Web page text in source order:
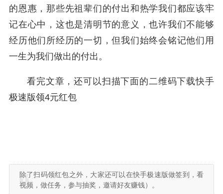
的恩惠，那些先祖辈们的付出和热学我们都应该牢
记在心中，这也是清明节的意义，也许我们不能够
经历他们所经历的一切，但我们始终会铭记他们用
一生为我们做出的付出。
看完文章，还可以扫描下面的二维码下载快手
极速版领4元红包
除了扫码领红包之外，大家还可以在快手极速版做签到，看
视频，做任务，参与抽奖，邀请好友赚钱）。